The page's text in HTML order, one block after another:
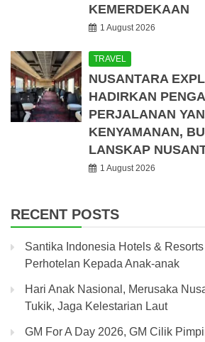
KEMERDEKAAN
1 August 2026
TRAVEL
NUSANTARA
HADIRKAN
PERJALANAN
KENYAMANAN,
LANSKAP
1 August 2026
RECENT POSTS
Santika Indonesia Hotels &
Perhotelan Kepada Anak-anak
Hari Anak Nasional, Merusaka
Tukik, Jaga Kelestarian Laut
GM For A Day 2026, GM Cilik